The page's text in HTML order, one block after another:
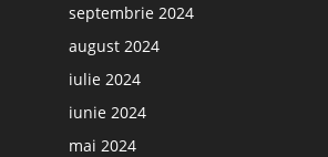
septembrie 2024
august 2024
iulie 2024
iunie 2024
mai 2024